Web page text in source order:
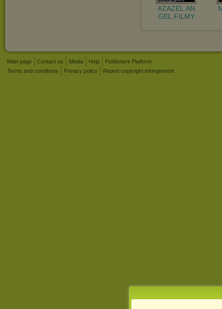
AZAZEL.AN
GEL.FILMY
Main page Contact us Media Help
Publishers Platform
Terms and conditions
Privacy policy Report copyright infringement